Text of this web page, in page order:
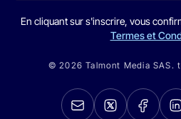
En cliquant sur s'inscrire, vous
Termes et
© 2026 Talmont Media SAS.